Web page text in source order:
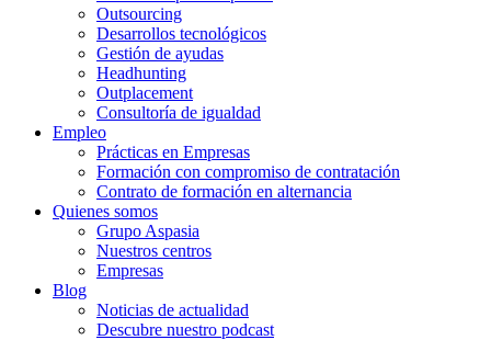
Outsourcing
Desarrollos tecnológicos
Gestión de ayudas
Headhunting
Outplacement
Consultoría de igualdad
Empleo
Prácticas en Empresas
Formación con compromiso de contratación
Contrato de formación en alternancia
Quienes somos
Grupo Aspasia
Nuestros centros
Empresas
Blog
Noticias de actualidad
Descubre nuestro podcast